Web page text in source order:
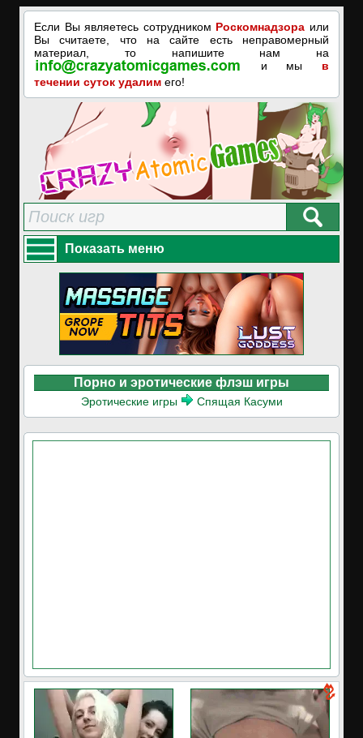
Если Вы являетесь сотрудником Роскомнадзора или
Вы считаете, что на сайте есть неправомерный
материал, то напишите нам на
и мы в
течении суток удалим его!
Показать меню
Порно и эротические флэш игры
Эротические игры Спящая Касуми